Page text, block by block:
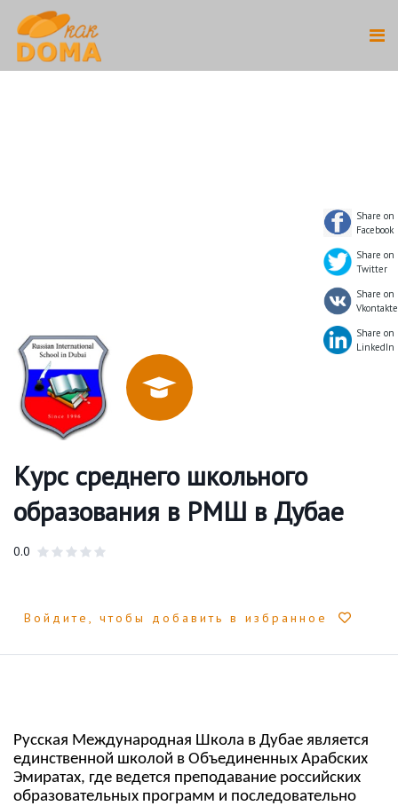
Курс среднего школьного
образования в РМШ в Дубае
0.0
Войдите, чтобы добавить в избранное
Русская Международная Школа в Дубае является
единственной школой в Объединенных Арабских
Эмиратах, где ведется преподавание российских
образовательных программ и последовательно
Share on
Facebook
Share on
Twitter
Share on
Vkontakte
Share on
LinkedIn